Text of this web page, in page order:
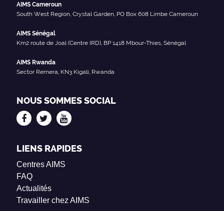
AIMS Cameroun
South West Region, Crystal Garden, PO Box 608 Limbe Cameroun
AIMS Sénégal
Km2 route de Joal (Centre IRD), BP 1418 Mbour-Thies, Sénégal
AIMS Rwanda
Sector Remera, KN3 Kigali, Rwanda
NOUS SOMMES SOCIAL
LIENS RAPIDES
Centres AIMS
FAQ
Actualités
Travailler chez AIMS